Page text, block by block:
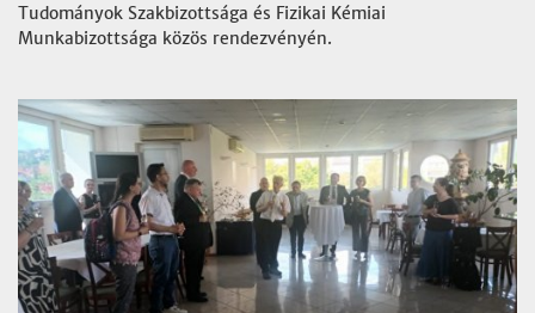
Tudományok Szakbizottsága és Fizikai Kémiai
Munkabizottsága közös rendezvényén.